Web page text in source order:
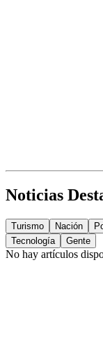
Noticias
Turismo Nación
Tecnología
Gente
No hay artículos